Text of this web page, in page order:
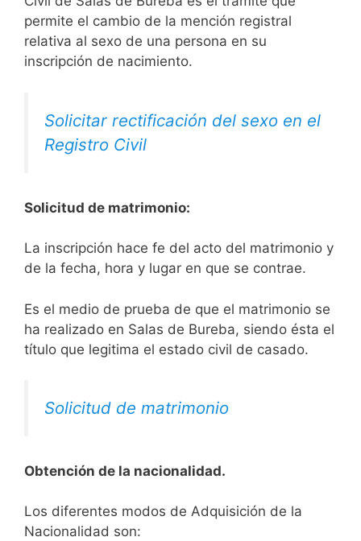
permite el cambio de la mención registral
relativa al sexo de una persona en su
inscripción de nacimiento.
Solicitar rectificación del sexo en el
Registro Civil
Solicitud de matrimonio:
La inscripción hace fe del acto del matrimonio y
de la fecha, hora y lugar en que se contrae.
Es el medio de prueba de que el matrimonio se
ha realizado en Salas de Bureba, siendo ésta el
título que legitima el estado civil de casado.
Solicitud de matrimonio
Obtención de la nacionalidad.
​​​Los diferentes modos de Adquisición de la
Nacionalidad son: